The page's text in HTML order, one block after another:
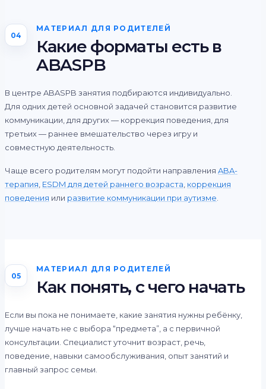
04
МАТЕРИАЛ ДЛЯ РОДИТЕЛЕЙ
Какие форматы есть в
ABASPB
В центре ABASPB занятия подбираются индивидуально.
Для одних детей основной задачей становится развитие
коммуникации, для других — коррекция поведения, для
третьих — раннее вмешательство через игру и
совместную деятельность.
Чаще всего родителям могут подойти направления ABA-
терапия ESDM для детей раннего возраста коррекция
поведения или развитие коммуникации при аутизме
05
МАТЕРИАЛ ДЛЯ РОДИТЕЛЕЙ
Как понять, с чего начать
Если вы пока не понимаете, какие занятия нужны ребёнку,
лучше начать не с выбора “предмета”, а с первичной
консультации. Специалист уточнит возраст, речь,
поведение, навыки самообслуживания, опыт занятий и
главный запрос семьи.